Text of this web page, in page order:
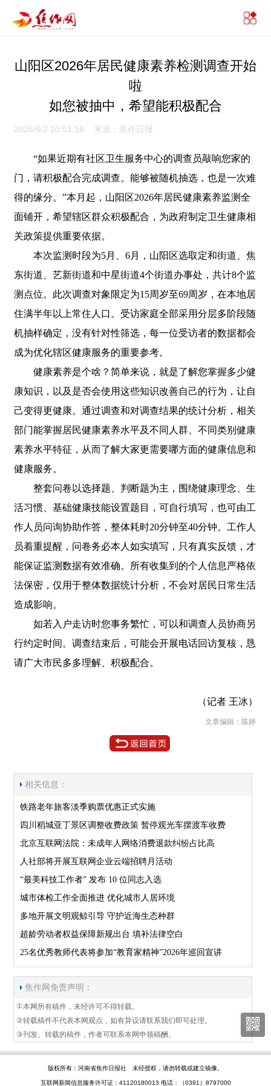
山阳区2026年居民健康素养检测调查开始
啦
如您被抽中，希望能积极配合
2026/6/2 10:51:16 来源：焦作日报
“如果近期有社区卫生服务中心的调查员敲响您家的
门，请积极配合完成调查。能够被随机抽选，也是一次难
得的缘分。”本月起，山阳区2026年居民健康素养监测全
面铺开，希望辖区群众积极配合，为政府制定卫生健康相
关政策提供重要依据。
本次监测时段为5月、6月，山阳区选取定和街道、焦
东街道、艺新街道和中星街道4个街道办事处，共计8个监
测点位。此次调查对象限定为15周岁至69周岁，在本地居
住满半年以上常住人口。受访家庭全部采用分层多阶段随
机抽样确定，没有针对性筛选，每一位受访者的数据都会
成为优化辖区健康服务的重要参考。
健康素养是个啥？简单来说，就是了解您掌握多少健
康知识，以及是否会使用这些知识改善自己的行为，让自
己变得更健康。通过调查和对调查结果的统计分析，相关
部门能掌握居民健康素养水平及不同人群、不同类别健康
素养水平特征，从而了解大家更需要哪方面的健康信息和
健康服务。
整套问卷以选择题、判断题为主，围绕健康理念、生
活习惯、基础健康技能设置题目，可自行填写，也可由工
作人员问询协助作答，整体耗时20分钟至40分钟。工作人
员着重提醒，问卷务必本人如实填写，只有真实反馈，才
能保证监测数据有效准确。所有收集到的个人信息严格依
法保密，仅用于整体数据统计分析，不会对居民日常生活
造成影响。
如若入户走访时您事务繁忙，可以和调查人员协商另
行约定时间。调查结束后，可能会开展电话回访复核，恳
请广大市民多多理解、积极配合。
（记者 王冰）
文章编辑：陈婷
相关信息：
铁路老年旅客淡季购票优惠正式实施
四川稻城亚丁景区调整收费政策 暂停观光车摆渡车收费
北京互联网法院：未成年人网络消费退款纠纷占比高
人社部将开展互联网企业云端招聘月活动
“最美科技工作者” 发布 10 位同志入选
城市体检工作全面推进 优化城市人居环境
多地开展文明观鲸引导 守护近海生态种群
超龄劳动者权益保障新规出台 填补法律空白
25名优秀教师代表将参加“教育家精神”2026年巡回宣讲
焦作网免责声明：
①本网所有稿件，未经许可不得转载。
②转载稿件不代表本网观点，如有异议请联系我们即可处理。
③刊发、转载的稿件，作者可联系本网申领稿酬。
版权所有：河南省焦作日报社 未经授权，请勿转载或建立镜像。
互联网新闻信息服务许可证：41120180013 电话：（0391）8797000